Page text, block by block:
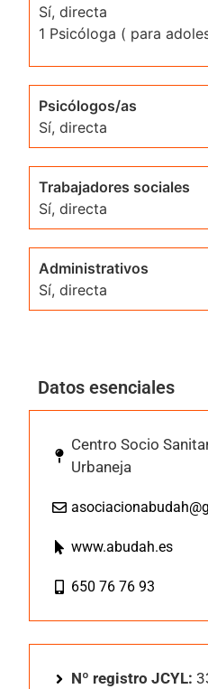
Sí, directa
1 Psicóloga ( para
Psicólogos/as
Sí, directa
Trabajadores sociales
Sí, directa
Administrativos
Sí, directa
Datos esenciales
Centro Socio
Urbaneja
www.abudah.es
650 76 76 93
Nº registro JCYL: